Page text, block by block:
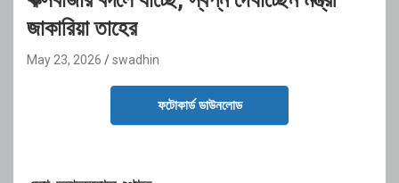
জাকারিয়া তাহের
May 23, 2026 swadhin
ফটোকার্ড ডাউনলোড